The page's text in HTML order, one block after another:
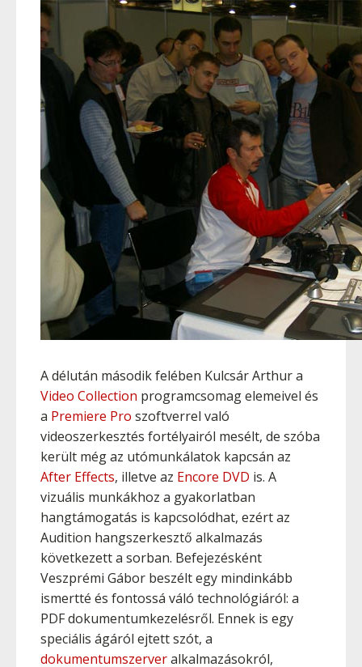
A délután második felében Kulcsár Arthur a
Video Collection programcsomag elemeivel és
a Premiere Pro szoftverrel való
videoszerkesztés fortélyairól mesélt, de szóba
került még az utómunkálatok kapcsán az
After Effects, illetve az Encore DVD is. A
vizuális munkákhoz a gyakorlatban
hangtámogatás is kapcsolódhat, ezért az
Audition hangszerkesztő alkalmazás
következett a sorban. Befejezésként
Veszprémi Gábor beszélt egy mindinkább
ismertté és fontossá váló technológiáról: a
PDF dokumentumkezelésről. Ennek is egy
speciális ágáról ejtett szót, a
dokumentumszerveralkalmazásokról,